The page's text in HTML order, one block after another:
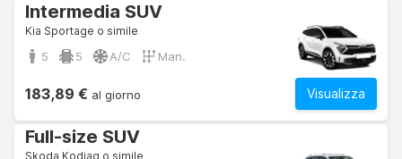
Intermedia SUV
Kia Sportage o simile
5 5 A/C Man.
Visualizza
183,89 € al giorno
Full-size SUV
Skoda Kodiaq o simile